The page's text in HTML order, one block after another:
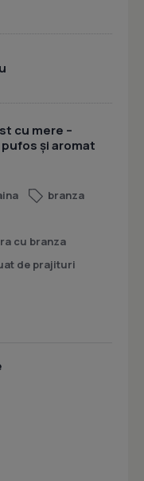
cu mere –
și aromat
branza
cu branza
de prajituri